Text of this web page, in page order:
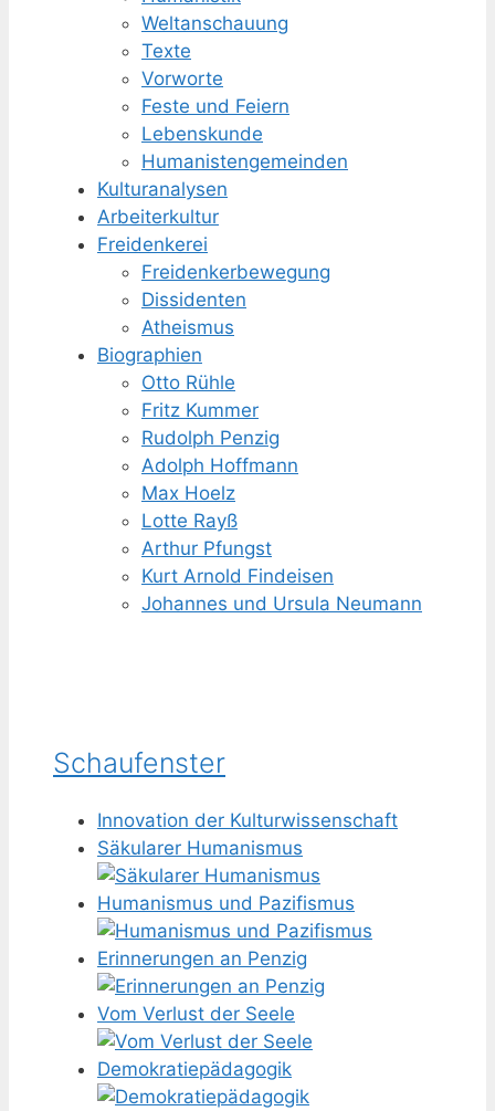
Weltanschauung
Texte
Vorworte
Feste und Feiern
Lebenskunde
Humanisten­gemeinden
Kulturanalysen
Arbeiterkultur
Freidenkerei
Freidenker­bewegung
Dissidenten
Atheismus
Biographien
Otto Rühle
Fritz Kummer
Rudolph Penzig
Adolph Hoffmann
Max Hoelz
Lotte Rayß
Arthur Pfungst
Kurt Arnold Findeisen
Johannes und Ursula Neumann
Schaufenster
Innovation der Kulturwissenschaft
Säkularer Humanismus
Humanismus und Pazifismus
Erinnerungen an Penzig
Vom Verlust der Seele
Demokratiepädagogik